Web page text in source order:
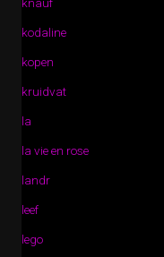
kodaline
kopen
kruidvat
la
la vie en rose
landr
leef
lego